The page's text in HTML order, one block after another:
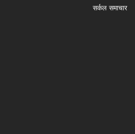
सर्कल समाचार